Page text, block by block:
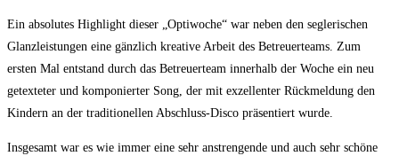
Ein absolutes Highlight dieser „Optiwoche“ war neben den seglerischen
Glanzleistungen eine gänzlich kreative Arbeit des Betreuerteams. Zum
ersten Mal entstand durch das Betreuerteam innerhalb der Woche ein neu
getexteter und komponierter Song, der mit exzellenter Rückmeldung den
Kindern an der traditionellen Abschluss-Disco präsentiert wurde.
Insgesamt war es wie immer eine sehr anstrengende und auch sehr schöne